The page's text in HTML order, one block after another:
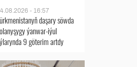
- 16:57
daşary söwda
ýanwar-iýul
9 göterim artdy